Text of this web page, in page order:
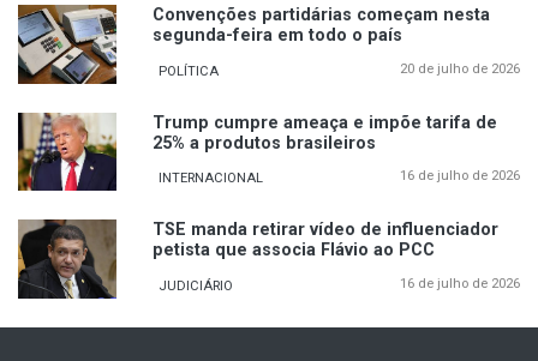
Convenções partidárias começam nesta
segunda-feira em todo o país
POLÍTICA 20 de julho de 2026
Trump cumpre ameaça e impõe tarifa de
25% a produtos brasileiros
INTERNACIONAL 16 de julho de 2026
TSE manda retirar vídeo de influenciador
petista que associa Flávio ao PCC
JUDICIÁRIO 16 de julho de 2026